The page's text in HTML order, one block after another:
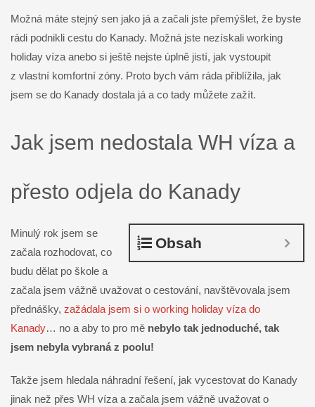
Možná máte stejný sen jako já a začali jste přemýšlet, že byste
rádi podnikli cestu do Kanady. Možná jste nezískali working
holiday víza anebo si ještě nejste úplně jistí, jak vystoupit
z vlastní komfortní zóny. Proto bych vám ráda přiblížila, jak
jsem se do Kanady dostala já a co tady můžete zažít.
Jak jsem nedostala WH víza a
přesto odjela do Kanady
Obsah
Minulý rok jsem se
začala rozhodovat, co
budu dělat po škole a
začala jsem vážně uvažovat o cestování, navštěvovala jsem
přednášky, zažádala jsem si o working holiday víza do
Kanady… no a aby to pro mě nebylo tak jednoduché, tak
jsem nebyla vybraná z poolu!
Takže jsem hledala náhradní řešení, jak vycestovat do Kanady
jinak než přes WH víza a začala jsem vážně uvažovat o